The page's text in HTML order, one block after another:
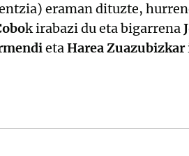
eraman dituzte,
k irabazi du eta bigarrena
etaHarea Zuazubizkar